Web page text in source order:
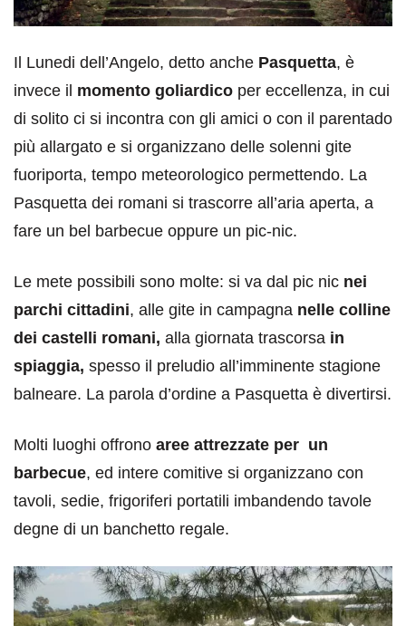
Il Lunedi dell’Angelo, detto anche Pasquetta, è
invece il momento goliardico per eccellenza, in cui
di solito ci si incontra con gli amici o con il parentado
più allargato e si organizzano delle solenni gite
fuoriporta, tempo meteorologico permettendo. La
Pasquetta dei romani si trascorre all’aria aperta, a
fare un bel barbecue oppure un pic-nic.
Le mete possibili sono molte: si va dal pic nic nei
parchi cittadini, alle gite in campagna nelle colline
dei castelli romani, alla giornata trascorsa in
spiaggia, spesso il preludio all’imminente stagione
balneare. La parola d’ordine a Pasquetta è divertirsi.
Molti luoghi offrono aree attrezzate per un
barbecue, ed intere comitive si organizzano con
tavoli, sedie, frigoriferi portatili imbandendo tavole
degne di un banchetto regale.